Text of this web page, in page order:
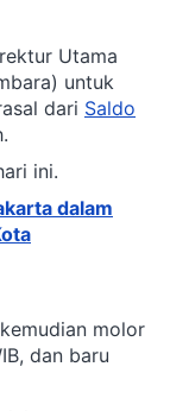
Utama
untuk
dari Saldo
ini.
dalam
molor
dan baru